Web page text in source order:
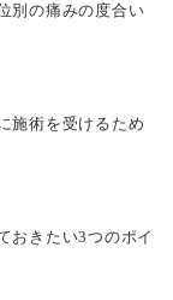
きたい3つのポイ
施術を受けるため
別の痛みの度合い